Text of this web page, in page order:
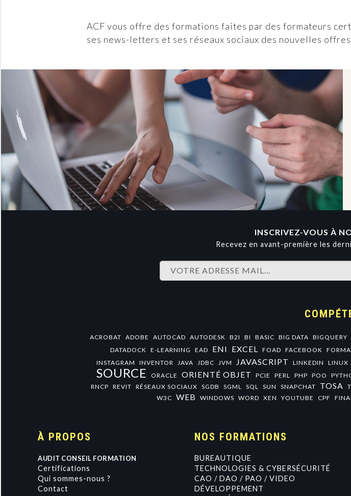
ACF vous offre des formations faites par des formateurs
ses news-letters et ses réseaux sociaux des nouvelles
INSCRIVEZ-VOUS À
Recevez en avant-première les
ACROBAT ADOBE AUTOCAD AUTODESK B2I BI BASIC BIG DATA BIGQUERY
DATADOCK E-LEARNING EAD ENI EXCEL FOAD FACEBOOK
INSTAGRAM
INVENTOR JAVA JDBC JVM JAVASCRIPT LINKEDIN LINUX
SOURCE
ORACLE ORIENTÉ OBJET PCIE PERL PHP POO
RNCP REVIT RÉSEAUX SOCIAUX SGDB SGML SQL SUN SNAPCHAT TOSA
W3C WEB WINDOWS WORD XEN YOUTUBE CPF
À PROPOS
AUDIT CONSEIL FORMATION
Certifications
Qui sommes-nous ?
Contact
NOS FORMATIONS
BUREAUTIQUE
TECHNOLOGIES & CYBERSÉCURITÉ
CAO / DAO / PAO / VIDEO
DÉVELOPPEMENT